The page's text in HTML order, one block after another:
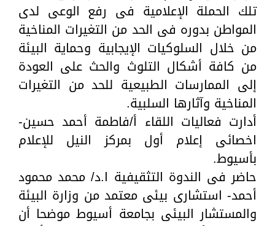
تلك الحملة الإعلامية فى رفع الوعى لدى
المواطن بدوره فى الحد من التغيرات المناخية
من خلال السلوكيات الإيجابية وحماية البيئة
من كافة أشكال التلوث والحث على العودة
إلى الممارسات الطبيعية للحد من التغيرات
المناخية وآثارها السلبية.
أدارت فعاليات اللقاء أ/فاطمة أحمد حسين-
اخصائى إعلام أول بمركز النيل للإعلام
بأسيوط.
حاضر فى الندوة التثقيفية ا.د/ محمد محمود
أحمد- استشارى بيئى معتمد من وزارة البيئة
والمستشار البيئى بجامعة أسيوط موضحا أن